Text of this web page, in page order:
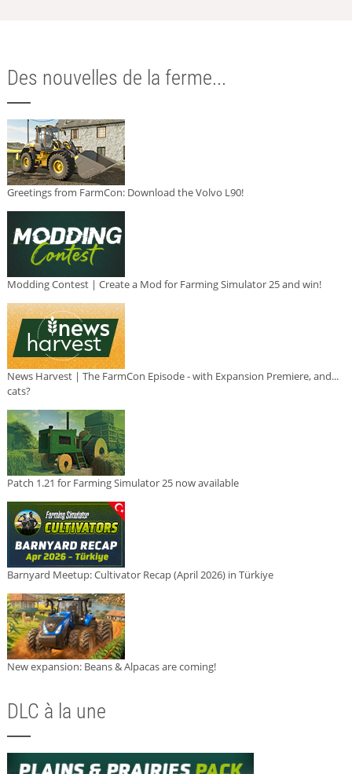
Des nouvelles de la ferme...
Greetings from FarmCon: Download the Volvo L90!
Modding Contest | Create a Mod for Farming Simulator 25 and win!
News Harvest | The FarmCon Episode - with Expansion Premiere, and...
cats?
Patch 1.21 for Farming Simulator 25 now available
Barnyard Meetup: Cultivator Recap (April 2026) in Türkiye
New expansion: Beans & Alpacas are coming!
DLC à la une